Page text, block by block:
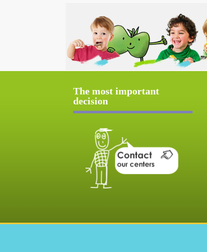
The most important
decision